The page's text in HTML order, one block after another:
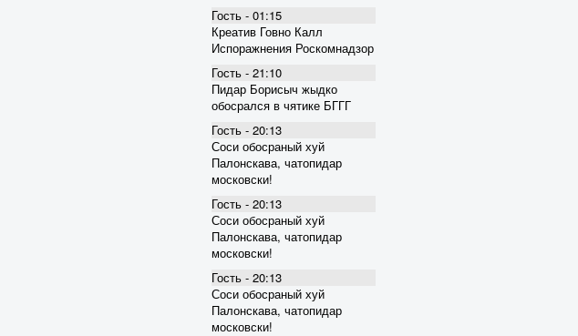
Гость - 01:15
Креатив Говно Калл
Испоражнения Роскомнадзор
Гость - 21:10
Пидар Борисыч жыдко
обосрался в чятике БГГГ
Гость - 20:13
Соси обосраный хуй
Палонскава, чатопидар
московски!
Гость - 20:13
Соси обосраный хуй
Палонскава, чатопидар
московски!
Гость - 20:13
Соси обосраный хуй
Палонскава, чатопидар
московски!